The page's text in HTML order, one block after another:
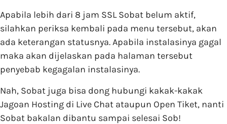
Apabila lebih dari 8 jam SSL Sobat belum aktif,
silahkan periksa kembali pada menu tersebut, akan
ada keterangan statusnya. Apabila instalasinya gagal
maka akan dijelaskan pada halaman tersebut
penyebab kegagalan instalasinya.
Nah, Sobat juga bisa dong hubungi kakak-kakak
Jagoan Hosting di Live Chat ataupun Open Tiket, nanti
Sobat bakalan dibantu sampai selesai Sob!